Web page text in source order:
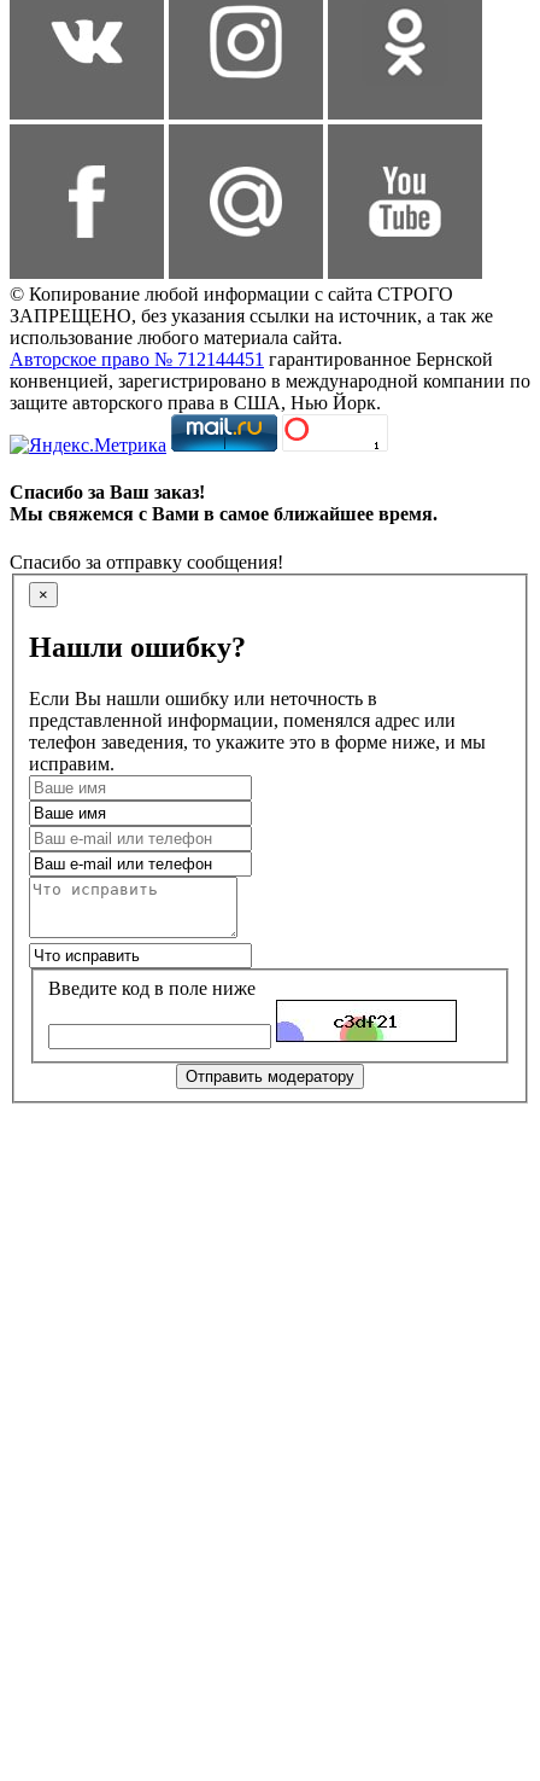
© Копирование любой информации с сайта СТРОГО
ЗАПРЕЩЕНО, без указания ссылки на источник, а так же
использование любого материала сайта.
Авторское право № 712144451 гарантированное Бернской
конвенцией, зарегистрировано в международной компании по
защите авторского права в США, Нью Йорк.
Спасибо за Ваш заказ!
Мы свяжемся с Вами в самое ближайшее время.
Спасибо за отправку сообщения!
×
Нашли ошибку?
Если Вы нашли ошибку или неточность в
представленной информации, поменялся адрес или
телефон заведения, то укажите это в форме ниже, и мы
исправим.
Введите код в поле ниже
Отправить модератору